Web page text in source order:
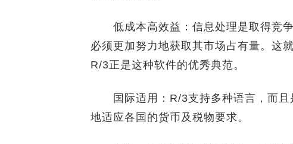
低成本高效益：信息处理是取得竞争
必须更加努力地获取其市场占有量。这
R/3正是这种软件的优秀典范。
国际适用：R/3支持多种语言，而且
地适应各国的货币及税物要求。